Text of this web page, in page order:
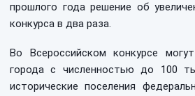
прошлого года решение об
конкурса в два раза.
Во Всероссийском конкурсе
города с численностью до 100
исторические поселения